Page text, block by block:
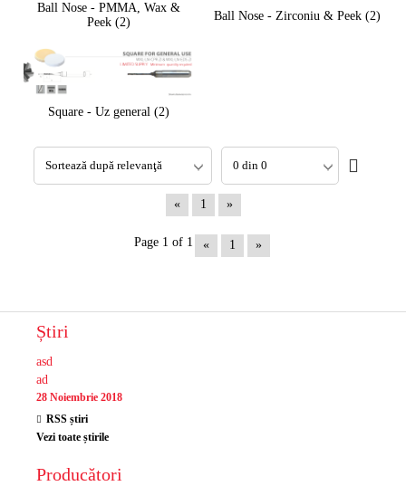
Ball Nose - PMMA, Wax &
Peek (2)
Ball Nose - Zirconiu & Peek (2)
Square - Uz general (2)
« 1 »
Page 1 of 1 « 1 »
Știri
asd
ad
28 Noiembrie 2018
RSS știri
Vezi toate știrile
Producători